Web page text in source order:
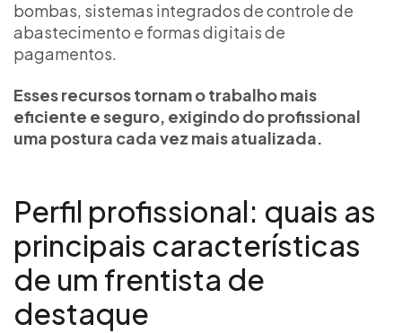
bombas, sistemas integrados de controle de
abastecimento e formas digitais de
pagamentos.
Esses recursos tornam o trabalho mais
eficiente e seguro, exigindo do profissional
uma postura cada vez mais atualizada.
Perfil profissional: quais as
principais características
de um frentista de
destaque